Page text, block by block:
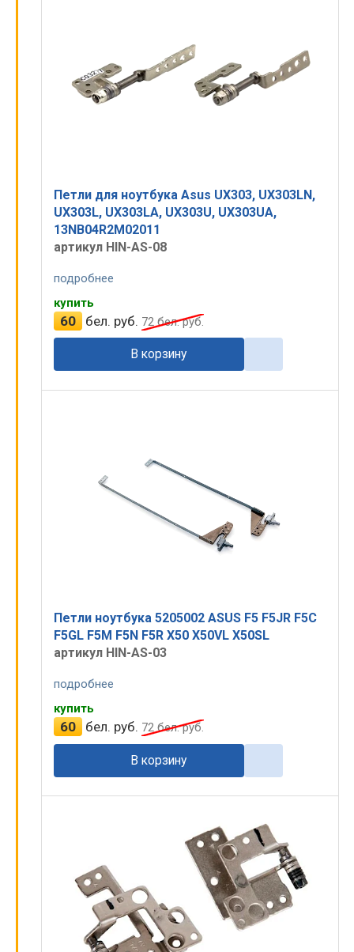
Петли для ноутбука Asus UX303, UX303LN,
UX303L, UX303LA, UX303U, UX303UA,
13NB04R2M02011
артикул HIN-AS-08
подробнее
купить
60 бел. руб. 72бел. руб.
В корзину
Петли ноутбука 5205002 ASUS F5 F5JR F5C
F5GL F5M F5N F5R X50 X50VL X50SL
артикул HIN-AS-03
подробнее
купить
60 бел. руб. 72бел. руб.
В корзину